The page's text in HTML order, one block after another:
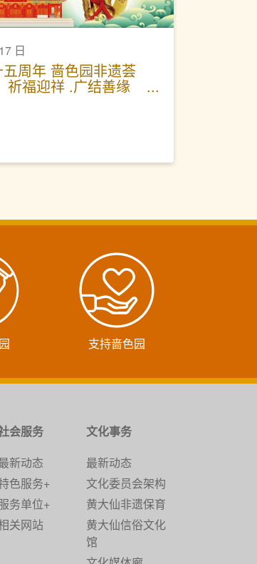
日
周年 啬色园非遗荟
祈福迎祥 .广结善缘
支持啬色园
会服务
新动态
色服务+
务单位+
关网站
文化事务
最新动态
文化委员会架构
黄大仙非遗保育
黄大仙信俗文化
馆